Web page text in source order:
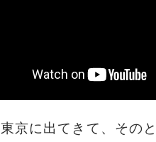
東京に出てきて、その